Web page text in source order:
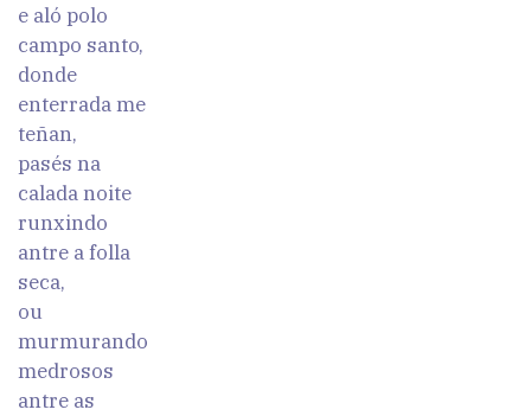
e aló polo
campo santo,
donde
enterrada me
teñan,
pasés na
calada noite
runxindo
antre a folla
seca,
ou
murmurando
medrosos
antre as